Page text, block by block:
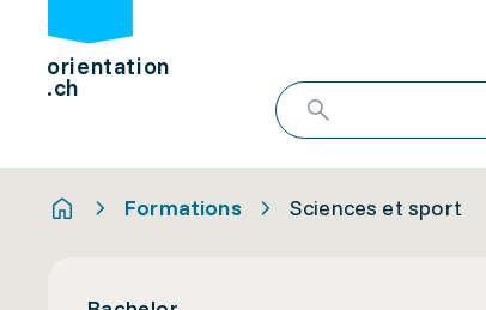
orientation
.ch
Formations Sciences et sport